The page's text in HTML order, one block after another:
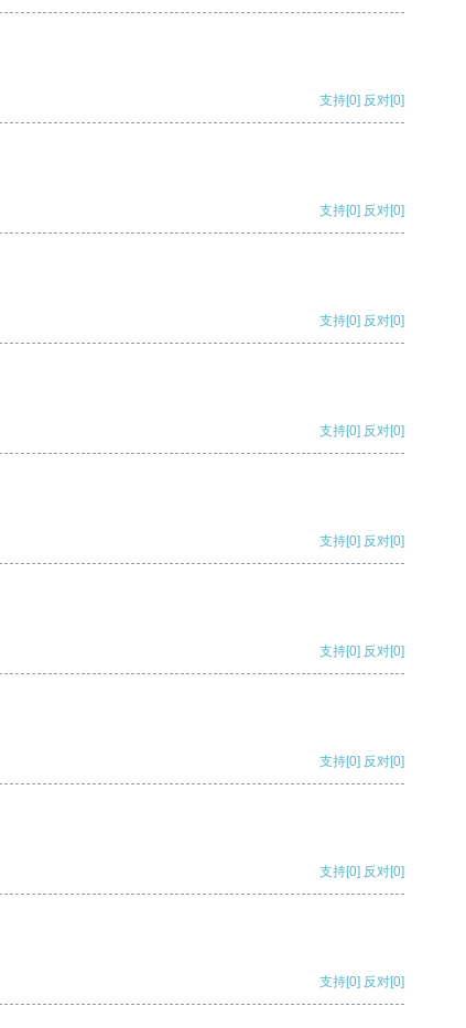
支持[0] 反对[0]
支持[0] 反对[0]
支持[0] 反对[0]
支持[0] 反对[0]
支持[0] 反对[0]
支持[0] 反对[0]
支持[0] 反对[0]
支持[0] 反对[0]
支持[0] 反对[0]